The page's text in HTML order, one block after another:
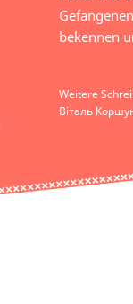
bekennen
Weitere
Віталь